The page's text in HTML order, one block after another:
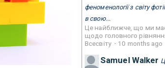
феноменології з світу
в свою...
Це найближче, що ми
щодо головного
Всесвіту · 10 months ago
Samuel Walker